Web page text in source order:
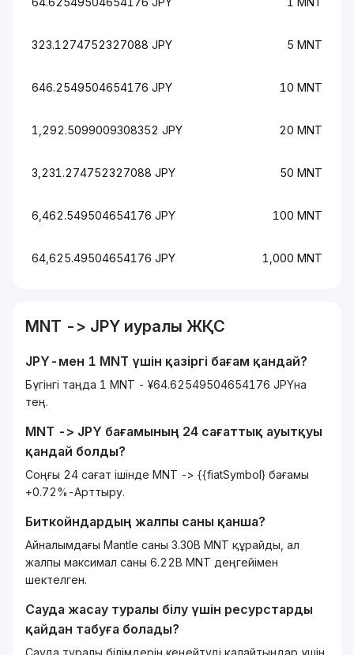
323.1274752327088 JPY 5 MNT
646.2549504654176 JPY 10 MNT
1,292.5099009308352 JPY 20 MNT
3,231.274752327088 JPY 50 MNT
6,462.549504654176 JPY 100 MNT
64,625.49504654176 JPY 1,000 MNT
MNT -> JPY иуралы ЖҚС
JPY -мен 1 MNT үшін қазіргі бағам қандай?
Бүгінгі таңда 1 MNT - ¥64.62549504654176 JPYна
тең.
MNT -> JPY бағамының 24 сағаттық ауытқуы
қандай болды?
Соңғы 24 сағат ішінде MNT -> {{fiatSymbol} бағамы
+0.72%-Арттыру.
Биткойндардың жалпы саны қанша?
Айналымдағы Mantle саны 3.30B MNT құрайды, ал
жалпы максимал саны 6.22B MNT деңгейімен
шектелген.
Сауда жасау туралы білу үшін ресурстарды
қайдан табуға болады?
Сауда туралы білімдерін кеңейтуді қалайтындар үшін